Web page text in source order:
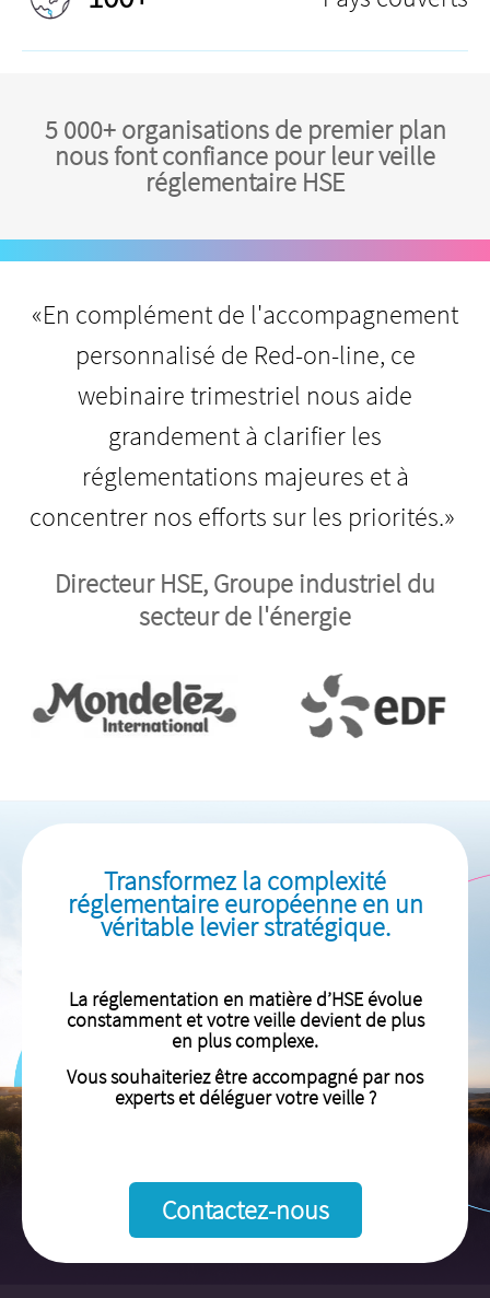
5 000+ organisations de premier plan
nous font confiance pour leur veille
réglementaire HSE
«En complément de l'accompagnement
personnalisé de Red-on-line, ce
webinaire trimestriel nous aide
grandement à clarifier les
réglementations majeures et à
concentrer nos efforts sur les priorités.»
Directeur HSE, Groupe industriel du
secteur de l'énergie
Transformez la complexité
réglementaire européenne en un
véritable levier stratégique.
La réglementation en matière d’HSE évolue
constamment et votre veille devient de plus
en plus complexe.
Vous souhaiteriez être accompagné par nos
experts et déléguer votre veille ?
Contactez-nous